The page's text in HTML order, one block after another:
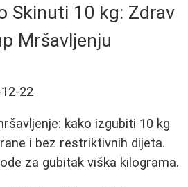
Skinuti 10 kg: Zdrav
Mršavljenju
22
kako izgubiti 10 kg
i bez restriktivnih dijeta.
za gubitak viška kilograma.